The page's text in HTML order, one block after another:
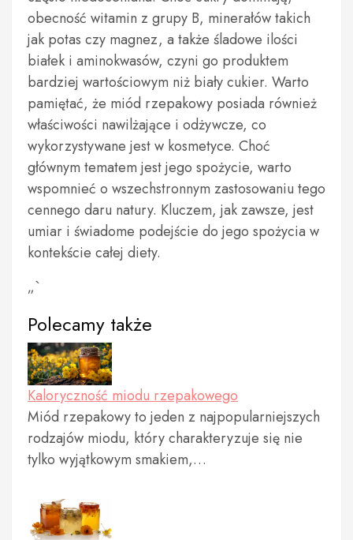
obecność witamin z grupy B, minerałów takich
jak potas czy magnez, a także śladowe ilości
białek i aminokwasów, czyni go produktem
bardziej wartościowym niż biały cukier. Warto
pamiętać, że miód rzepakowy posiada również
właściwości nawilżające i odżywcze, co
wykorzystywane jest w kosmetyce. Choć
głównym tematem jest jego spożycie, warto
wspomnieć o wszechstronnym zastosowaniu tego
cennego daru natury. Kluczem, jak zawsze, jest
umiar i świadome podejście do jego spożycia w
kontekście całej diety.
„`
Polecamy także
Kaloryczność miodu rzepakowego
Miód rzepakowy to jeden z najpopularniejszych
rodzajów miodu, który charakteryzuje się nie
tylko wyjątkowym smakiem,…